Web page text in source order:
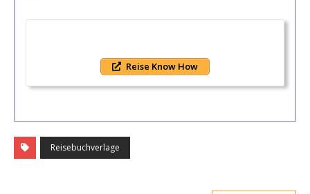
Reise Know How
Reisebuchverlage